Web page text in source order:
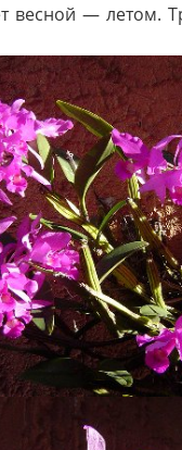
весной — летом.